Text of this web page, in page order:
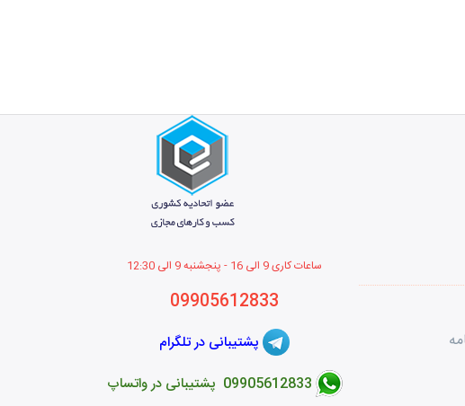
ساعات کاری 9 الی 16 - پنجشنبه 9 الی 12 :30
09905612833
پشتیبانی در تلگرام
09905612833 پشتیبانی در واتساپ